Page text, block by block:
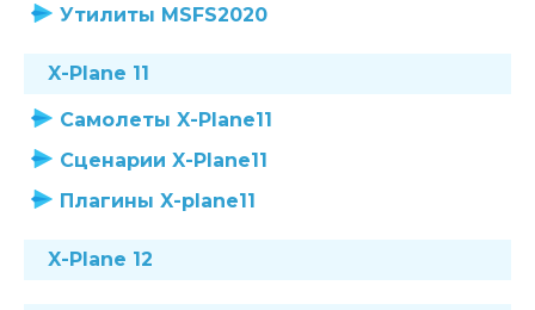
Утилиты MSFS2020
X-Plane 11
Самолеты X-Plane11
Сценарии X-Plane11
Плагины X-plane11
X-Plane 12